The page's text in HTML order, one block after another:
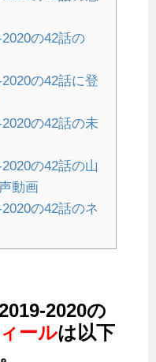
の42話の
の42話に登
の42話の未
の42話の山
動画
の42話のネ
2020の
ールは以下